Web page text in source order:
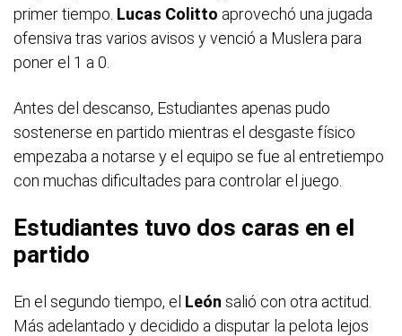
primer tiempo. Lucas Colitto aprovechó una jugada
ofensiva tras varios avisos y venció a Muslera para
poner el 1 a 0.
Antes del descanso, Estudiantes apenas pudo
sostenerse en partido mientras el desgaste físico
empezaba a notarse y el equipo se fue al entretiempo
con muchas dificultades para controlar el juego.
Estudiantes tuvo dos caras en el
partido
En el segundo tiempo, el León salió con otra actitud.
Más adelantado y decidido a disputar la pelota lejos